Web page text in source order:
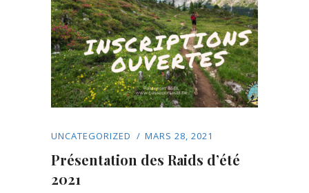
UNCATEGORIZED MARS 28, 2021
Présentation des Raids d’été
2021